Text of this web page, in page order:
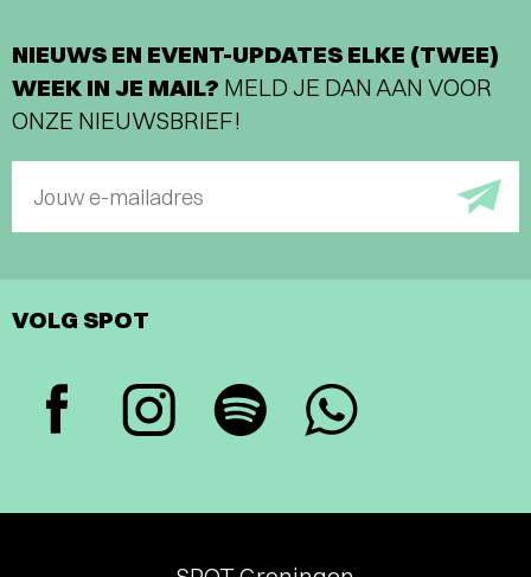
NIEUWS EN EVENT-UPDATES ELKE (TWEE)
WEEK IN JE MAIL? MELD JE DAN AAN VOOR
ONZE NIEUWSBRIEF!
Jouw e-mailadres
VOLG SPOT